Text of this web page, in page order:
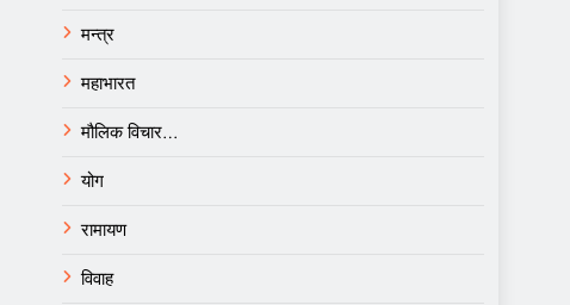
मन्त्र
महाभारत
मौलिक विचार…
योग
रामायण
विवाह